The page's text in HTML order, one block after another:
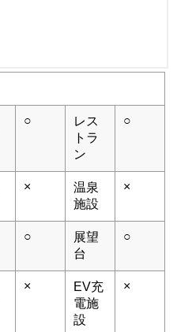
○
レス
トラ
ン
○
×
温泉
施設
×
○
展望
台
○
×
EV充
電施
設
×